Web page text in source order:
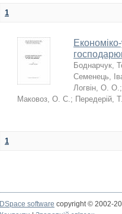
1
Боднарчук,
Семенець,
Логвін, О. О.;
Маковоз, О. С.; Передерій,
1
DSpace software copyright © 2002-